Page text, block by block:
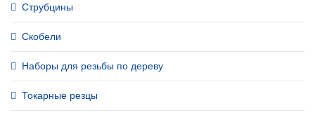
Струбцины
Скобели
Наборы для резьбы по дереву
Токарные резцы